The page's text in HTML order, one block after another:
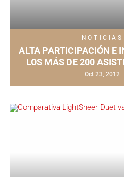
NOTICIAS
ALTA PARTICIPACIÓN E
LOS MÁS DE 200
Oct 23, 2012